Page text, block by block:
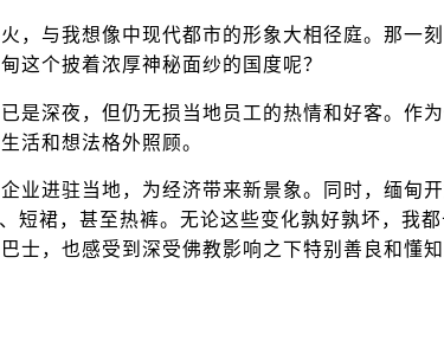
与我想像中现代都市的形象大相径庭。那一刻
这个披着浓厚神秘面纱的国度呢？
深夜，但仍无损当地员工的热情和好客。作
活和想法格外照顾。
进驻当地，为经济带来新景象。同时，缅甸
短裙，甚至热裤。无论这些变化孰好孰坏，我
士，也感受到深受佛教影响之下特别善良和懂知